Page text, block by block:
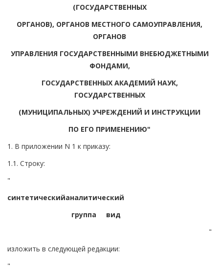
(ГОСУДАРСТВЕННЫХ
ОРГАНОВ), ОРГАНОВ МЕСТНОГО САМОУПРАВЛЕНИЯ,
ОРГАНОВ
УПРАВЛЕНИЯ ГОСУДАРСТВЕННЫМИ ВНЕБЮДЖЕТНЫМИ
ФОНДАМИ,
ГОСУДАРСТВЕННЫХ АКАДЕМИЙ НАУК,
ГОСУДАРСТВЕННЫХ
(МУНИЦИПАЛЬНЫХ) УЧРЕЖДЕНИЙ И ИНСТРУКЦИИ
ПО ЕГО ПРИМЕНЕНИЮ"
1. В приложении N 1 к приказу:
1.1. Строку:
"
синтетическийаналитический
группа
вид
"
изложить в следующей редакции: